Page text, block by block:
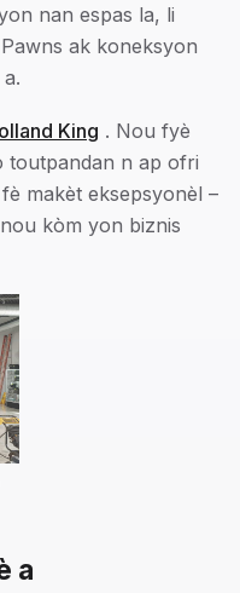
nan espas la, li
ak koneksyon
King . Nou fyè
toutpandan n ap ofri
makèt eksepsyonèl –
kòm yon biznis
a